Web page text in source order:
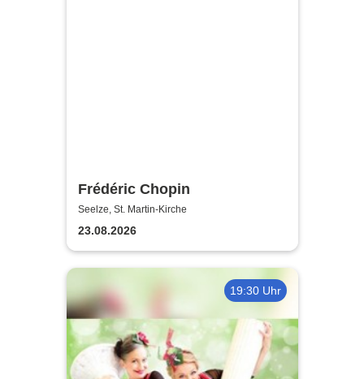
Frédéric Chopin
Seelze, St. Martin-Kirche
23.08.2026
19:30 Uhr